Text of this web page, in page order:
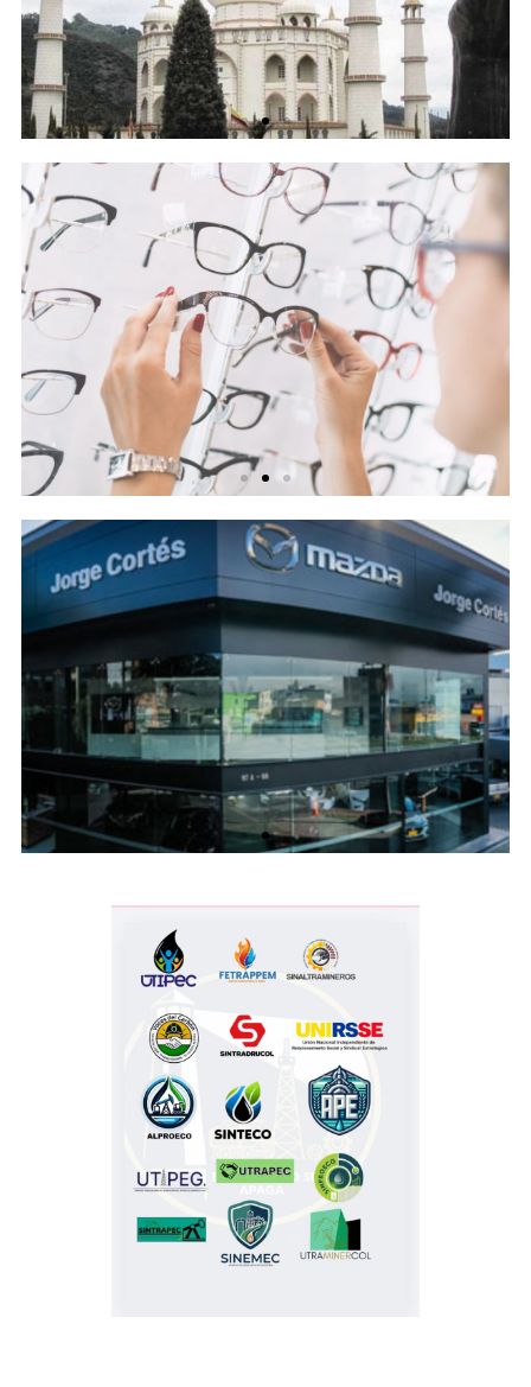
Parque
Jaime Duque
Opticas
Lanof
Jorge
Cortes